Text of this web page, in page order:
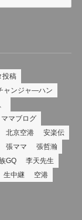
投稿
ャンジャ―ハン
ママブログ
北京空港
安楽伝
張ママ
張哲瀚
GQ
李天先生
生中継
空港